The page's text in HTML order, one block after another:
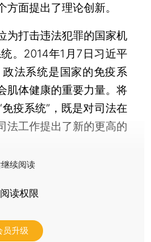
面提出了理论创新。
打击违法犯罪的国家机
。2014年1月7日习近平
法系统是国家的免疫系
肌体健康的重要力量。将
疫系统”，既是对司法在
法工作提出了新的更高的
续阅读
读权限
员升级